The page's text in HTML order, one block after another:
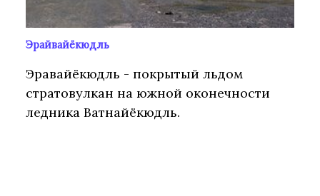
Эрайвайёкюдль
Эравайёкюдль - покрытый льдом
стратовулкан на южной оконечности
ледника Ватнайёкюдль.